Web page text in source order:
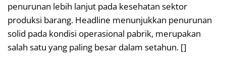
penurunan lebih lanjut pada kesehatan sektor
produksi barang. Headline menunjukkan penurunan
solid pada kondisi operasional pabrik, merupakan
salah satu yang paling besar dalam setahun. []